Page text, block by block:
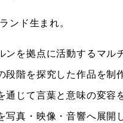
ンド生まれ。
ンを拠点に活動するマ
段階を探究した作品を
通じて言葉と意味の変容
写真・映像・音響へ展開